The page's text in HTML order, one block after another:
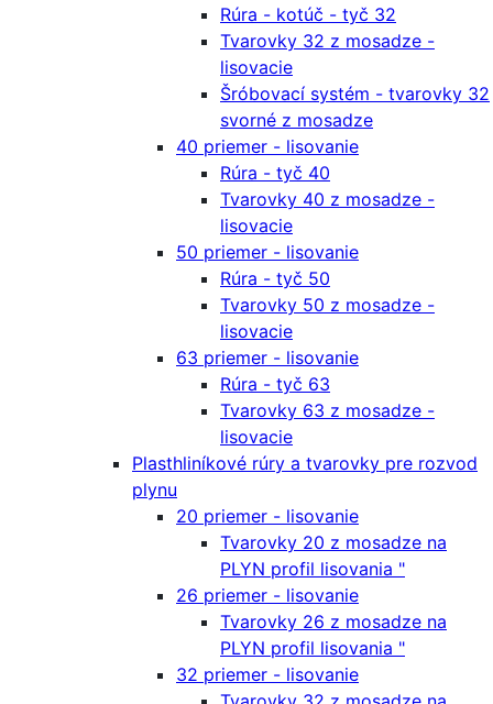
Rúra - kotúč - tyč 32
Tvarovky 32 z mosadze -
lisovacie
Šróbovací systém - tvarovky 32
svorné z mosadze
40 priemer - lisovanie
Rúra - tyč 40
Tvarovky 40 z mosadze -
lisovacie
50 priemer - lisovanie
Rúra - tyč 50
Tvarovky 50 z mosadze -
lisovacie
63 priemer - lisovanie
Rúra - tyč 63
Tvarovky 63 z mosadze -
lisovacie
Plasthliníkové rúry a tvarovky pre rozvod
plynu
20 priemer - lisovanie
Tvarovky 20 z mosadze na
PLYN profil lisovania "
26 priemer - lisovanie
Tvarovky 26 z mosadze na
PLYN profil lisovania "
32 priemer - lisovanie